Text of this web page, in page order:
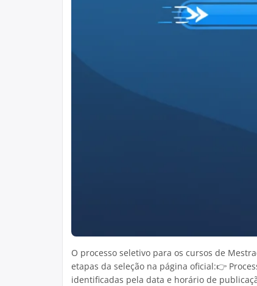
O processo seletivo para os cursos de
etapas da seleção na página oficial:👉
identificadas pela data e horário de